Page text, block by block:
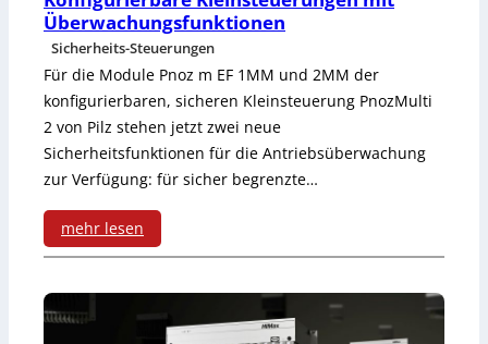
a
m
m
i
e
r
s
o
t
I
P
6
7
t
s
s
t
e
e
u
Überwachungsfunktionen
Sicherheits-Steuerungen
Für die Module Pnoz m EF 1MM und 2MM der
konfigurierbaren, sicheren Kleinsteuerung PnozMulti
2 von Pilz stehen jetzt zwei neue
Sicherheitsfunktionen für die Antriebsüberwachung
zur Verfügung: für sicher begrenzte…
mehr lesen
:
K